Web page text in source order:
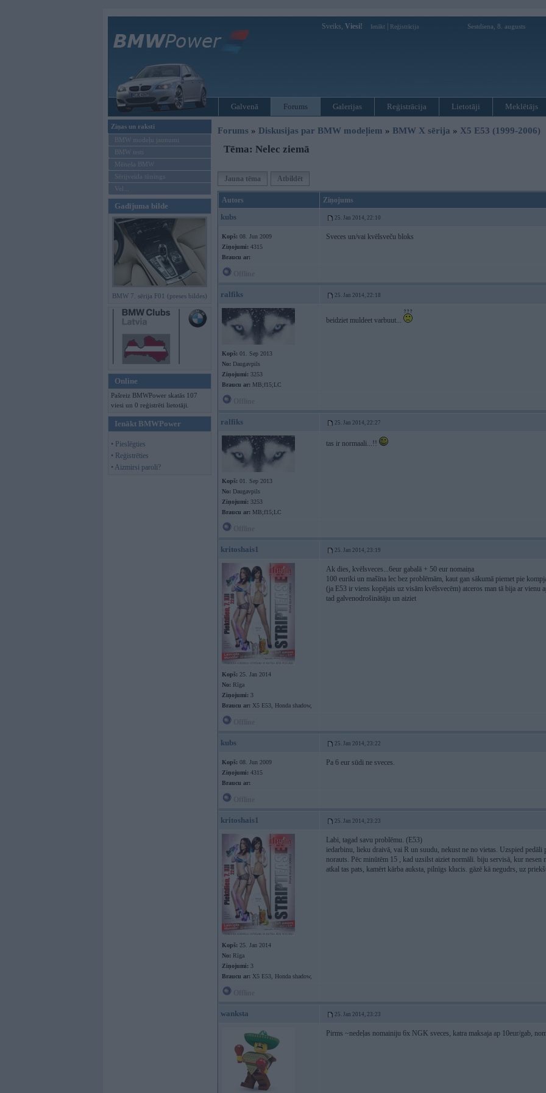
Sveiks, Viesi! Ienākt Reģistrācija Sestdiena, 8. augusts
Galvenā Forums Galerijas Reģistrācija Lietotāji Meklētājs
Ziņas un raksti
BMW modeļu jaunumi
BMW testi
Mēneša BMW
Sērijveida tūnings
Vel...
Gadījuma bilde
BMW 7. sērija F01 (preses bildes)
Online
Pašreiz BMWPower skatās 107
viesi un 0 reģistrēti lietotāji.
Ienākt BMWPower
• Pieslēgties
• Reģistrēties
• Aizmirsi paroli?
Forums » Diskusijas par BMW modeļiem » BMW X sērija » X5 E53 (1999-2006)
Tēma: Nelec ziemā
Jauna tēma Atbildēt
Autors Ziņojums
kubs 25. Jan 2014, 22:10
Kopš: 08. Jun 2009
Ziņojumi: 4315
Braucu ar:
Sveces un/vai kvēlsveču bloks
ralfiks 25. Jan 2014, 22:18
Kopš: 01. Sep 2013
No: Daugavpils
Ziņojumi: 3253
Braucu ar: MB;f15;LC
beidziet muldeet varbuut...
ralfiks 25. Jan 2014, 22:27
Kopš: 01. Sep 2013
No: Daugavpils
Ziņojumi: 3253
Braucu ar: MB;f15;LC
tas ir normaali...!!
kritoshais1 25. Jan 2014, 23:19
Kopš: 25. Jan 2014
No: Rīga
Ziņojumi: 3
Braucu ar: X5 E53, Honda shadow,
Ak dies, kvēlsveces...6eur gabalā + 50 eur nomaiņa
100 euriki un mašīna lec bez problēmām, kaut gan sākumā piemet pie
(ja E53 ir viens kopējais uz visām kvēlsvecēm) atceros man tā bija ar vienu
tad galvenodrošinātāju un aiziet
kubs 25. Jan 2014, 23:22
Kopš: 08. Jun 2009
Ziņojumi: 4315
Braucu ar:
Pa 6 eur sūdi ne sveces.
kritoshais1 25. Jan 2014, 23:23
Kopš: 25. Jan 2014
No: Rīga
Ziņojumi: 3
Braucu ar: X5 E53, Honda shadow,
Labi, tagad savu problēmu. (E53)
iedarbinu, lieku draivā, vai R un suudu, nekust ne no vietas. Uzspied
norauts. Pēc minūtēm 15 , kad uzsilst aiziet normāli. biju servisā, kur
atkal tas pats, kamērt kārba auksta, pilnīgs klucis. gāzē kā negudrs, uz
wanksta 25. Jan 2014, 23:23
Pirms ~nedeļas nomainiju 6x NGK sveces, katra maksaja ap 10eur/gab,